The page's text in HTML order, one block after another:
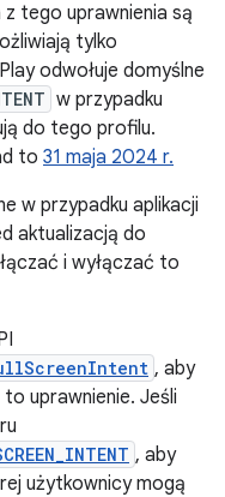
tego uprawnienia są
tylko
odwołuje domyślne
w przypadku
do tego profilu.
to 31 maja 2024 r.
w przypadku aplikacji
aktualizacją do
i wyłączać to
, aby
uprawnienie. Jeśli
, aby
użytkownicy mogą